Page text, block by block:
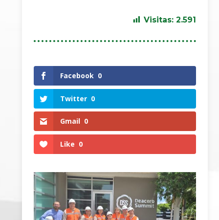
Visitas: 2.591
Facebook 0
Twitter 0
Gmail 0
Like 0